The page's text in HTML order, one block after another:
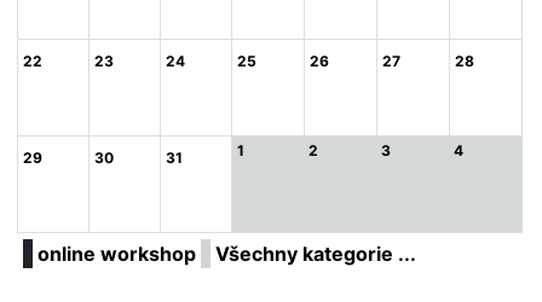
22 23 24 25 26 27 28
29 30 31 1 2 3 4
online workshop Všechny kategorie ...